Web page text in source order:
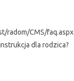
radom/CMS/faq.aspx
dla rodzica?